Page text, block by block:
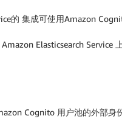
的 集成可使用Amazon
Elasticsearch Service
Cognito 用户池的外部身